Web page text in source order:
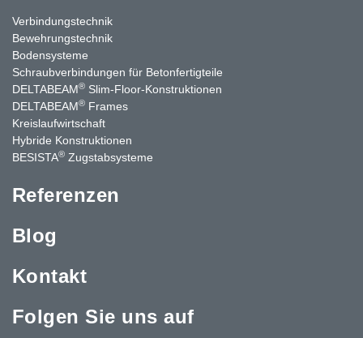
Verbindungstechnik
Bewehrungstechnik
Bodensysteme
Schraubverbindungen für Betonfertigteile
DELTABEAM® Slim-Floor-Konstruktionen
DELTABEAM® Frames
Kreislaufwirtschaft
Hybride Konstruktionen
BESISTA® Zugstabsysteme
Referenzen
Blog
Kontakt
Folgen Sie uns auf